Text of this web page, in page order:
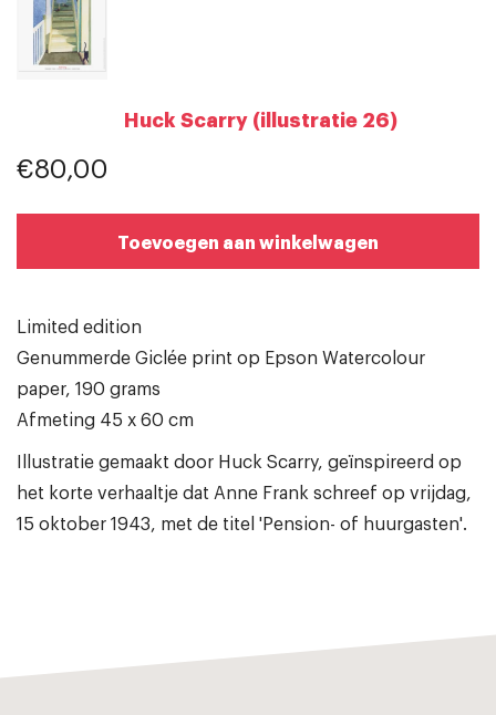
Huck Scarry (illustratie 26)
€80,00
Toevoegen aan winkelwagen
Limited edition
Genummerde Giclée print op Epson Watercolour
paper, 190 grams
Afmeting 45 x 60 cm
Illustratie gemaakt door Huck Scarry, geïnspireerd op
het korte verhaaltje dat Anne Frank schreef op vrijdag,
15 oktober 1943, met de titel 'Pension- of huurgasten'.